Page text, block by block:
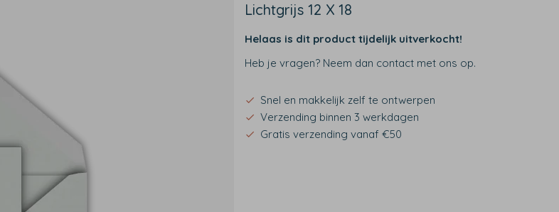
Lichtgrijs 12 X 18
Helaas is dit product tijdelijk uitverkocht!
Heb je vragen? Neem dan contact met ons op.
Snel en makkelijk zelf te ontwerpen
Verzending binnen 3 werkdagen
Gratis verzending vanaf €50